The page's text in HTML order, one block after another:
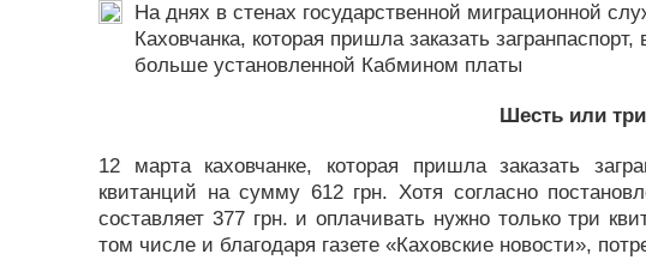
На днях в стенах государственной миграционной
Каховчанка, которая пришла заказать
больше установленной Кабмином платы
Шесть или
12 марта каховчанке, которая пришла заказать
квитанций на сумму 612 грн. Хотя согласно
составляет 377 грн. и оплачивать нужно только три
том числе и благодаря газете «Каховские новости»,